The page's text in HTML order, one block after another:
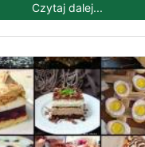
Czytaj dalej...